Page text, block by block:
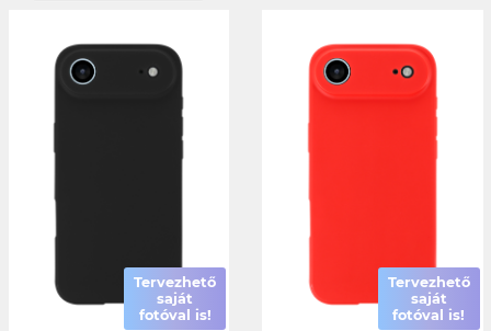
Tervezhető
saját
fotóval is!
Tervezhető
saját
fotóval is!